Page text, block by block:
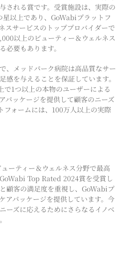
される賞です。受賞施設は、実際の
以上であり、GoWabiプラットフ
スサービスのトッププロバイダーで
以上のビューティー＆ウェルネス
必要もあります。
、メッドパーク病院は高品質なサー
感を与えることを保証しています。
1つ以上の本物のユーザーによる
パッケージを提供して顧客のニーズ
フォームには、100万人以上の実際
ーティー＆ウェルネス分野で最高
Top Rated 2024賞を受賞し
顧客の満足度を重視し、GoWabiプ
アパッケージを提供しています。今
ーズに応えるためにさらなるイノベ